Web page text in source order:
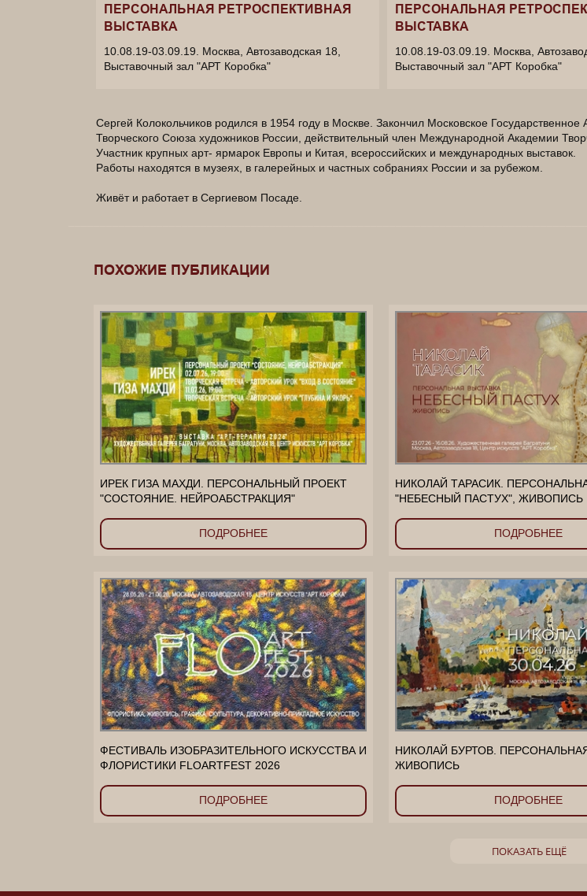
ПЕРСОНАЛЬНАЯ РЕТРОСПЕКТИВНАЯ
ВЫСТАВКА
10.08.19-03.09.19.
Москва, Автозаводская 18,
Выставочный зал "АРТ Коробка"
ПЕРСОНАЛЬНАЯ
ВЫСТАВКА
10.08.19-03.09.19.
Москва,
Выставочный зал "АРТ Коробка"
Сергей Колокольчиков родился в 1954 году в Москве. Закончил Московское
Творческого Союза художников России, действительный член Международной Академии
Участник крупных арт- ярмарок Европы и Китая, всероссийских и международных выставок.
Работы находятся в музеях, в галерейных и частных собраниях России и за рубежом.
​Живёт и работает в Сергиевом Посаде.
ПОХОЖИЕ ПУБЛИКАЦИИ
ИРЕК ГИЗА МАХДИ. ПЕРСОНАЛЬНЫЙ ПРОЕКТ
"СОСТОЯНИЕ. НЕЙРОАБСТРАКЦИЯ"
ПОДРОБНЕЕ
НИКОЛАЙ ТАРАСИК.
"НЕБЕСНЫЙ ПАСТУХ", ЖИВОПИСЬ
ПОДРОБНЕЕ
ФЕСТИВАЛЬ ИЗОБРАЗИТЕЛЬНОГО ИСКУССТВА И
ФЛОРИСТИКИ FLOARTFEST 2026
ПОДРОБНЕЕ
НИКОЛАЙ БУРТОВ.
ЖИВОПИСЬ
ПОДРОБНЕЕ
ПОКАЗАТЬ ЕЩЁ